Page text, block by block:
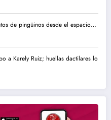
de pingüinos desde el espacio…
a Karely Ruiz; huellas dactilares lo